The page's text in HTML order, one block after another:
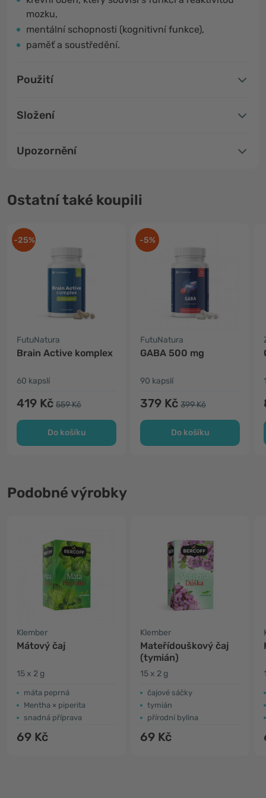
mozku,
mentální schopnosti (kognitivní funkce),
paměť a soustředění.
Použití
Složení
Upozornění
Ostatní také koupili
-25%
FutuNatura
Brain Active komplex
60 kapslí
419 Kč 559 Kč
Do košíku
-5%
FutuNatura
GABA 500 mg
90 kapslí
379 Kč 399 Kč
Do košíku
Podobné výrobky
Klember
Mátový čaj
15 x 2 g
máta peprná
Mentha × piperita
snadná příprava
69 Kč
Klember
Mateřídouškový čaj
(tymián)
15 x 2 g
čajové sáčky
tymián
přírodní bylina
69 Kč